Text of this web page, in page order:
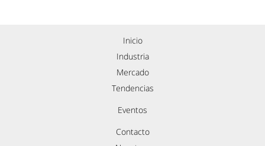
Inicio
Industria
Mercado
Tendencias
Eventos
Contacto